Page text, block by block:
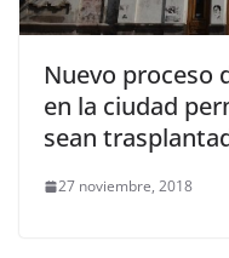
Nuevo proceso
en la ciudad
sean
27 noviembre, 2018